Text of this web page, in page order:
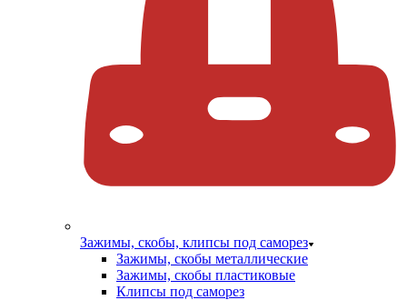
Зажимы, скобы, клипсы под саморез
Зажимы, скобы металлические
Зажимы, скобы пластиковые
Клипсы под саморез